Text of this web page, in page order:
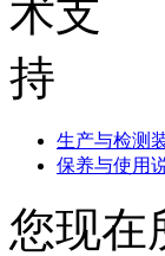
生产与检测
保养与使用
您现在